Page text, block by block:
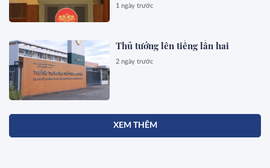
1 ngày trước
Thủ tướng lên tiếng lần hai
2 ngày trước
XEM THÊM